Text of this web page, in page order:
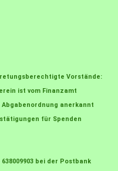
Vorstände:
ist vom Finanzamt
anerkannt
für Spenden
bei der Postbank